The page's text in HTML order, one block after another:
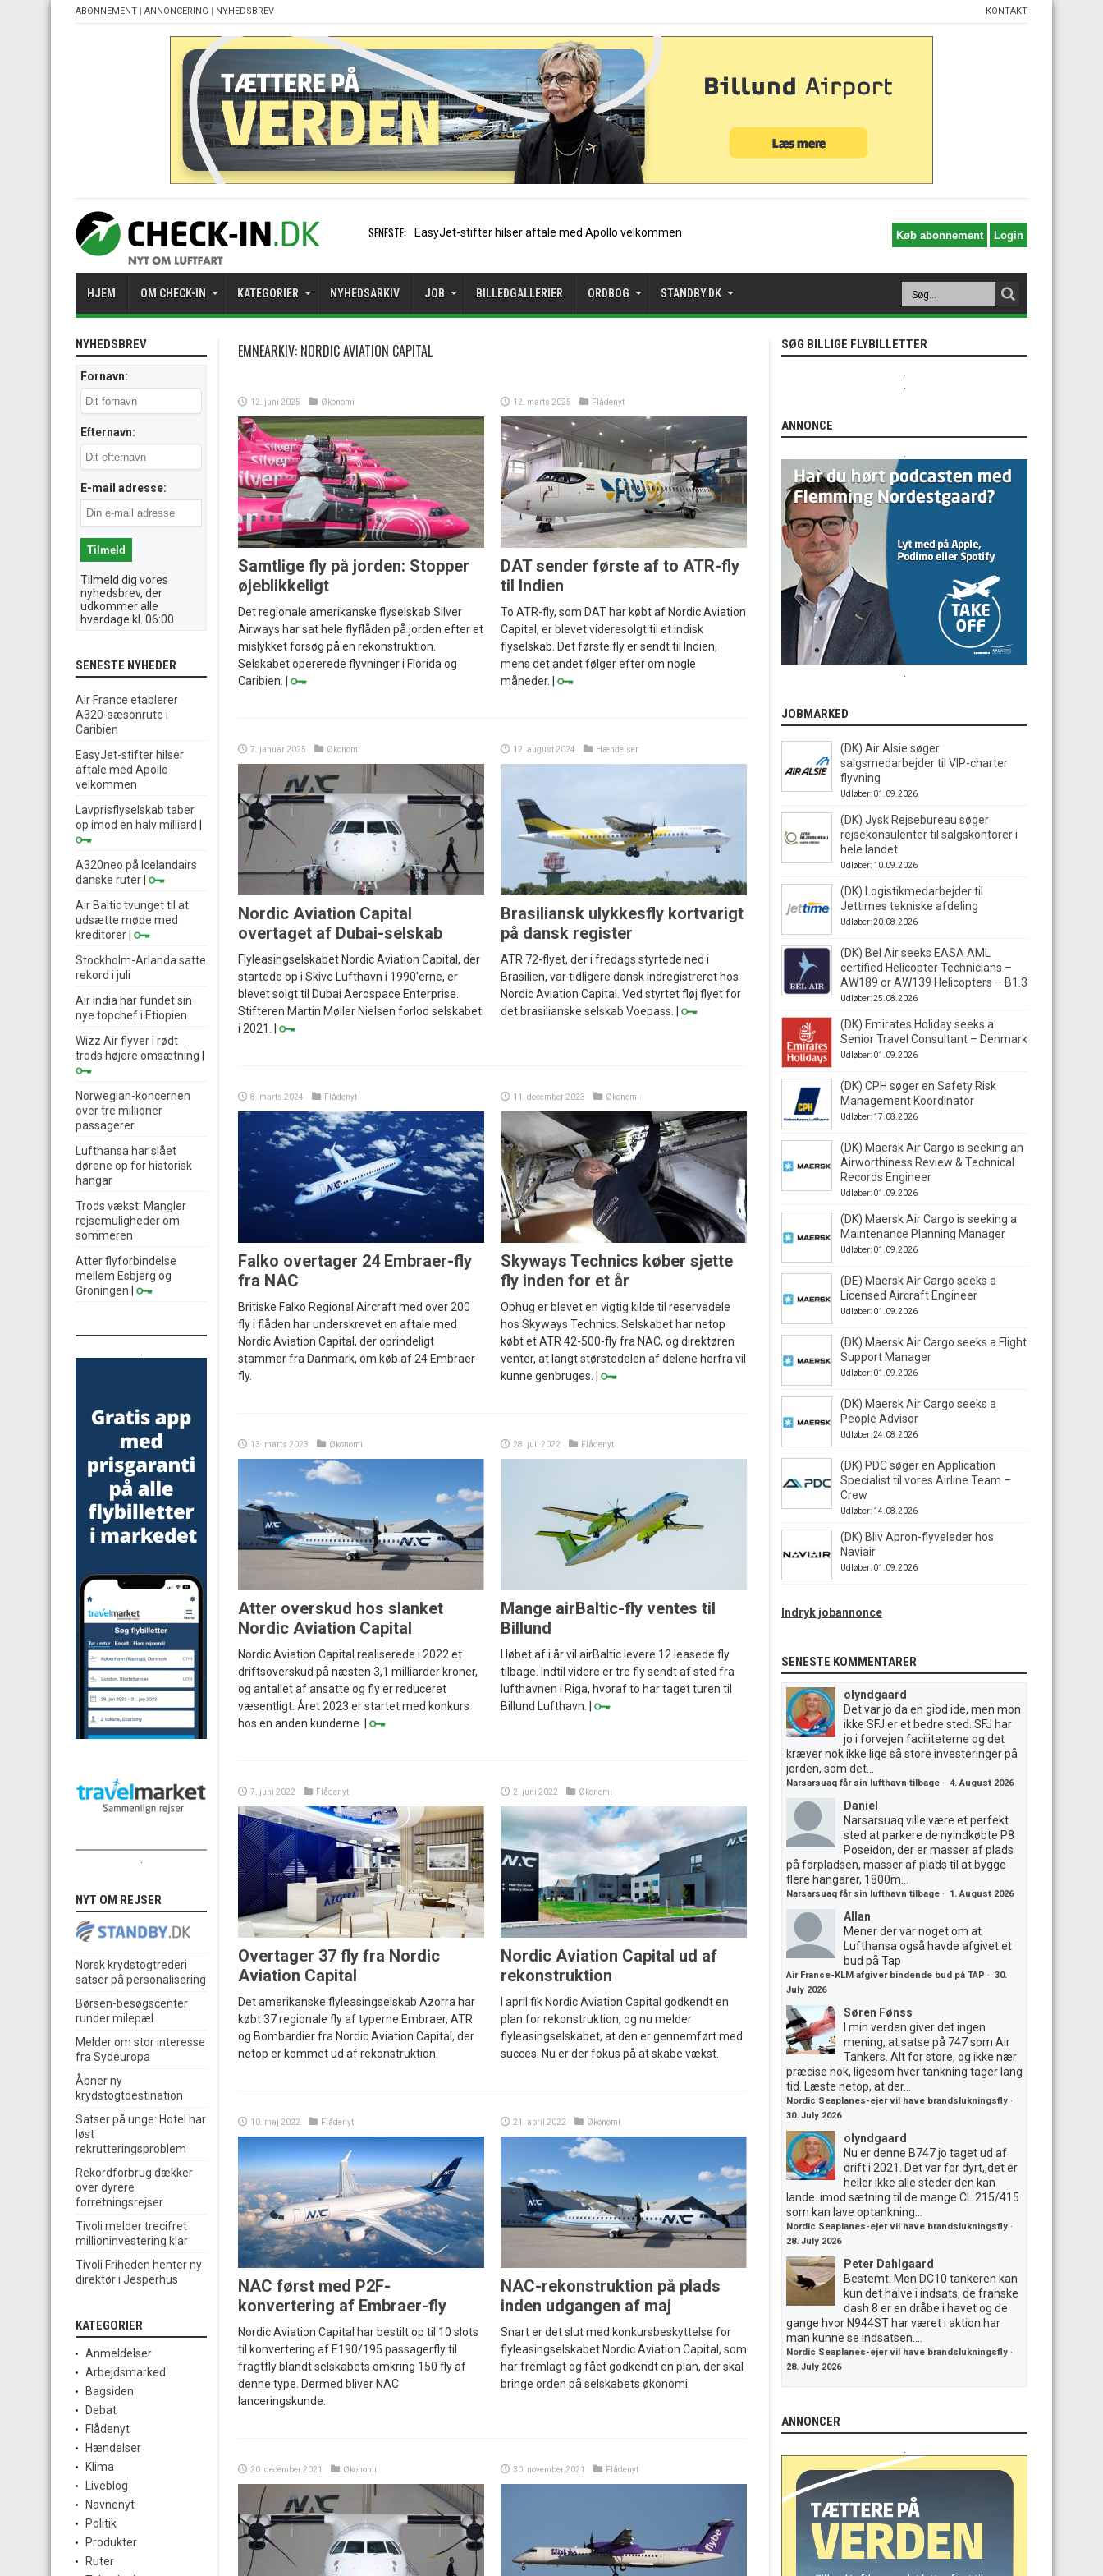
ABONNEMENT | ANNONCERING | NYHEDSBREV KONTAKT
SENESTE: Air France etablerer A320-sæsonrute i
HJEM OM CHECK-IN KATEGORIER NYHEDSARKIV JOB BILLEDGALLERIER ORDBOG STANDBY.DK
EMNEARKIV: NORDIC AVIATION CAPITAL
12. juni 2025 Økonomi
Samtlige fly på jorden: Stopper
øjeblikkeligt
Det regionale amerikanske flyselskab Silver
Airways har sat hele flyflåden på jorden efter et
mislykket forsøg på en rekonstruktion.
Selskabet opererede flyvninger i Florida og
Caribien. |
12. marts 2025 Flådenyt
DAT sender første af to ATR-fly
til Indien
To ATR-fly, som DAT har købt af Nordic Aviation
Capital, er blevet videresolgt til et indisk
flyselskab. Det første fly er sendt til Indien,
mens det andet følger efter om nogle
måneder. |
7. januar 2025 Økonomi
Nordic Aviation Capital
overtaget af Dubai-selskab
Flyleasingselskabet Nordic Aviation Capital, der
startede op i Skive Lufthavn i 1990'erne, er
blevet solgt til Dubai Aerospace Enterprise.
Stifteren Martin Møller Nielsen forlod selskabet
i 2021. |
12. august 2024 Hændelser
Brasiliansk ulykkesfly kortvarigt
på dansk register
ATR 72-flyet, der i fredags styrtede ned i
Brasilien, var tidligere dansk indregistreret hos
Nordic Aviation Capital. Ved styrtet fløj flyet for
det brasilianske selskab Voepass. |
8. marts 2024 Flådenyt
Falko overtager 24 Embraer-fly
fra NAC
Britiske Falko Regional Aircraft med over 200
fly i flåden har underskrevet en aftale med
Nordic Aviation Capital, der oprindeligt
stammer fra Danmark, om køb af 24 Embraer-
fly.
11. december 2023 Økonomi
Skyways Technics køber sjette
fly inden for et år
Ophug er blevet en vigtig kilde til reservedele
hos Skyways Technics. Selskabet har netop
købt et ATR 42-500-fly fra NAC, og direktøren
venter, at langt størstedelen af delene herfra vil
kunne genbruges. |
13. marts 2023 Økonomi
Atter overskud hos slanket
Nordic Aviation Capital
Nordic Aviation Capital realiserede i 2022 et
driftsoverskud på næsten 3,1 milliarder kroner,
og antallet af ansatte og fly er reduceret
væsentligt. Året 2023 er startet med konkurs
hos en anden kunderne. |
28. juli 2022 Flådenyt
Mange airBaltic-fly ventes til
Billund
I løbet af i år vil airBaltic levere 12 leasede fly
tilbage. Indtil videre er tre fly sendt af sted fra
lufthavnen i Riga, hvoraf to har taget turen til
Billund Lufthavn. |
7. juni 2022 Flådenyt
Overtager 37 fly fra Nordic
Aviation Capital
Det amerikanske flyleasingselskab Azorra har
købt 37 regionale fly af typerne Embraer, ATR
og Bombardier fra Nordic Aviation Capital, der
netop er kommet ud af rekonstruktion.
2. juni 2022 Økonomi
Nordic Aviation Capital ud af
rekonstruktion
I april fik Nordic Aviation Capital godkendt en
plan for rekonstruktion, og nu melder
flyleasingselskabet, at den er gennemført med
succes. Nu er der fokus på at skabe vækst.
10. maj 2022 Flådenyt
NAC først med P2F-
konvertering af Embraer-fly
Nordic Aviation Capital har bestilt op til 10 slots
til konvertering af E190/195 passagerfly til
fragtfly blandt selskabets omkring 150 fly af
denne type. Dermed bliver NAC
lanceringskunde.
21. april 2022 Økonomi
NAC-rekonstruktion på plads
inden udgangen af maj
Snart er det slut med konkursbeskyttelse for
flyleasingselskabet Nordic Aviation Capital, som
har fremlagt og fået godkendt en plan, der skal
bringe orden på selskabets økonomi.
20. december 2021 Økonomi 30. november 2021 Flådenyt
NYHEDSBREV
Fornavn:
Efternavn:
E-mail adresse:
Tilmeld dig vores
nyhedsbrev, der
udkommer alle
hverdage kl. 06:00
SENESTE NYHEDER
Air France etablerer
A320-sæsonrute i
Caribien
EasyJet-stifter hilser
aftale med Apollo
velkommen
Lavprisflyselskab taber
op imod en halv milliard
A320neo på Icelandairs
danske ruter
Air Baltic tvunget til at
udsætte møde med
kreditorer
Stockholm-Arlanda satte
rekord i juli
Air India har fundet sin
nye topchef i Etiopien
Wizz Air flyver i rødt
trods højere omsætning
Norwegian-koncernen
over tre millioner
passagerer
Lufthansa har slået
dørene op for historisk
hangar
Trods vækst: Mangler
rejsemuligheder om
sommeren
Atter flyforbindelse
mellem Esbjerg og
Groningen
NYT OM REJSER
Norsk krydstogtrederi
satser på personalisering
Børsen-besøgscenter
runder milepæl
Melder om stor interesse
fra Sydeuropa
Åbner ny
krydstogtdestination
Satser på unge: Hotel har
løst
rekrutteringsproblem
Rekordforbrug dækker
over dyrere
forretningsrejser
Tivoli melder trecifret
millioninvestering klar
Tivoli Friheden henter ny
direktør i Jesperhus
KATEGORIER
Anmeldelser
Arbejdsmarked
Bagsiden
Debat
Flådenyt
Hændelser
Klima
Liveblog
Navnenyt
Politik
Produkter
Ruter
SØG BILLIGE FLYBILLETTER
ANNONCE
JOBMARKED
(DK) Air Alsie søger
salgsmedarbejder til VIP-charter
flyvning
Udløber: 01.09.2026
(DK) Jysk Rejsebureau søger
rejsekonsulenter til salgskontorer i
hele landet
Udløber: 10.09.2026
(DK) Logistikmedarbejder til
Jettimes tekniske afdeling
Udløber: 20.08.2026
(DK) Bel Air seeks EASA AML
certified Helicopter Technicians –
AW189 or AW139 Helicopters – B1.3
Udløber: 25.08.2026
(DK) Emirates Holiday seeks a
Senior Travel Consultant – Denmark
Udløber: 01.09.2026
(DK) CPH søger en Safety Risk
Management Koordinator
Udløber: 17.08.2026
(DK) Maersk Air Cargo is seeking an
Airworthiness Review & Technical
Records Engineer
Udløber: 01.09.2026
(DK) Maersk Air Cargo is seeking a
Maintenance Planning Manager
Udløber: 01.09.2026
(DE) Maersk Air Cargo seeks a
Licensed Aircraft Engineer
Udløber: 01.09.2026
(DK) Maersk Air Cargo seeks a Flight
Support Manager
Udløber: 01.09.2026
(DK) Maersk Air Cargo seeks a
People Advisor
Udløber: 24.08.2026
(DK) PDC søger en Application
Specialist til vores Airline Team –
Crew
Udløber: 14.08.2026
(DK) Bliv Apron-flyveleder hos
Naviair
Udløber: 01.09.2026
Indryk jobannonce
SENESTE KOMMENTARER
olyndgaard
Det var jo da en giod ide, men mon
ikke SFJ er et bedre sted..SFJ har
jo i forvejen faciliteterne og det
kræver nok ikke lige så store investeringer på
jorden, som det...
Narsarsuaq får sin lufthavn tilbage · 4. August 2026
Daniel
Narsarsuaq ville være et perfekt
sted at parkere de nyindkøbte P8
Poseidon, der er masser af plads
på forpladsen, masser af plads til at bygge
flere hangarer, 1800m...
Narsarsuaq får sin lufthavn tilbage · 1. August 2026
Allan
Mener der var noget om at
Lufthansa også havde afgivet et
bud på Tap
Air France-KLM afgiver bindende bud på TAP · 30.
July 2026
Søren Fønss
I min verden giver det ingen
mening, at satse på 747 som Air
Tankers. Alt for store, og ikke nær
præcise nok, ligesom hver tankning tager lang
tid. Læste netop, at der...
Nordic Seaplanes-ejer vil have brandslukningsfly ·
30. July 2026
olyndgaard
Nu er denne B747 jo taget ud af
drift i 2021. Det var for dyrt,,det er
heller ikke alle steder den kan
lande..imod sætning til de mange CL 215/415
som kan lave optankning...
Nordic Seaplanes-ejer vil have brandslukningsfly ·
28. July 2026
Peter Dahlgaard
Bestemt. Men DC10 tankeren kan
kun det halve i indsats, de franske
dash 8 er en dråbe i havet og de
gange hvor N944ST har været i aktion har
man kunne se indsatsen....
Nordic Seaplanes-ejer vil have brandslukningsfly ·
28. July 2026
ANNONCER